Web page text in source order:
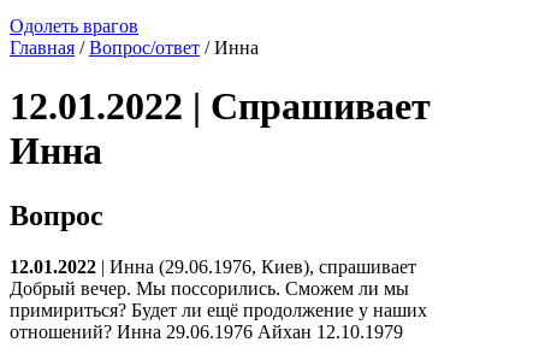
Одолеть врагов
Главная /Вопрос/ответ / Инна
12.01.2022 | Спрашивает
Инна
Вопрос
12.01.2022 | Инна (29.06.1976, Киев), спрашивает
Добрый вечер. Мы поссорились. Сможем ли мы
примириться? Будет ли ещё продолжение у наших
отношений? Инна 29.06.1976 Айхан 12.10.1979